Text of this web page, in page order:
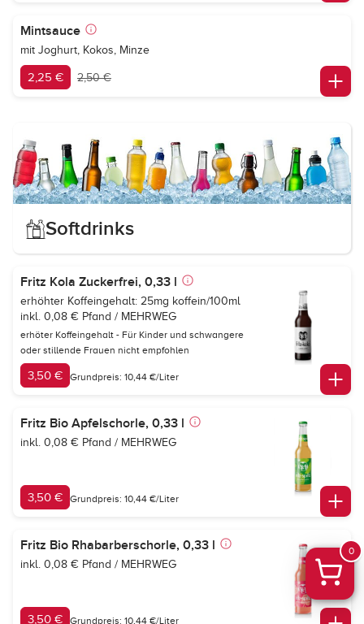
Mintsauce
mit Joghurt, Kokos, Minze
2,25 € 2,50 €
Softdrinks
Fritz Kola Zuckerfrei, 0,33 l
erhöhter Koffeingehalt: 25mg koffein/100ml
inkl. 0,08 € Pfand / MEHRWEG
erhöter Koffeingehalt - Für Kinder und schwangere
oder stillende Frauen nicht empfohlen
3,50 € Grundpreis: 10,44 €/Liter
Fritz Bio Apfelschorle, 0,33 l
inkl. 0,08 € Pfand / MEHRWEG
3,50 € Grundpreis: 10,44 €/Liter
Fritz Bio Rhabarberschorle, 0,33 l
inkl. 0,08 € Pfand / MEHRWEG
3,50 € Grundpreis: 10,44 €/Liter
0